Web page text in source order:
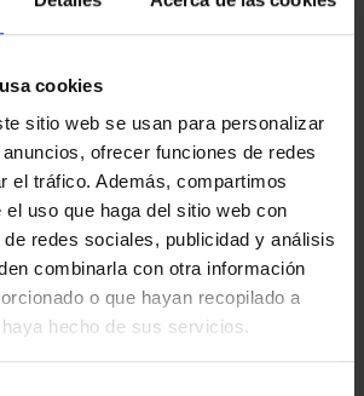
cookies
sitio web se usan para personalizar
ofrecer funciones de redes
el tráfico. Además, compartimos
el uso que haga del sitio web con
redes sociales, publicidad y análisis
combinarla con otra información
o que hayan recopilado a
hecho de sus servicios.
425 ANIV VELÁZQUEZ
(2024) FRAGUA
VULCANO
153,00 €